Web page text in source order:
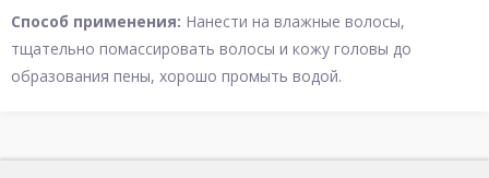
Способ применения: Нанести на влажные волосы,
тщательно помассировать волосы и кожу головы до
образования пены, хорошо промыть водой.